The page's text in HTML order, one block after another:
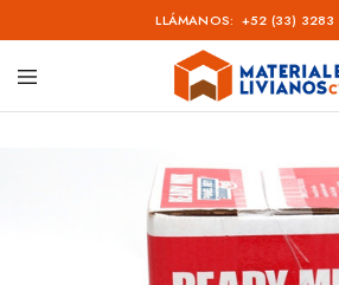
LLÁMANOS: +52 (33)
Materiales